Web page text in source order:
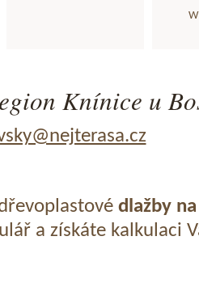
Knínice u
dlažby
a získáte kalkulaci